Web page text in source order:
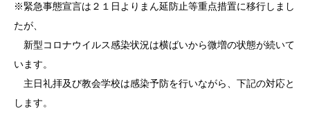
※緊急事態宣言は２１日よりまん延防止等重点措置に移行しまし
たが、
新型コロナウイルス感染状況は横ばいから微増の状態が続いて
います。
主日礼拝及び教会学校は感染予防を行いながら、下記の対応と
します。